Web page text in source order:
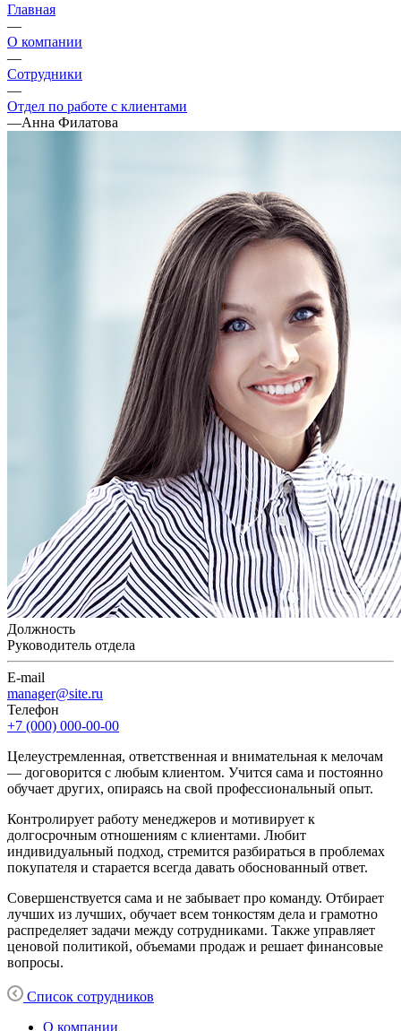
Главная
—
О компании
—
Сотрудники
—
Отдел по работе с клиентами
—Анна Филатова
Должность
Руководитель отдела
E-mail
manager@site.ru
Телефон
+7 (000) 000-00-00
Целеустремленная, ответственная и внимательная к мелочам
— договорится с любым клиентом. Учится сама и постоянно
обучает других, опираясь на свой профессиональный опыт.
Контролирует работу менеджеров и мотивирует к
долгосрочным отношениям с клиентами. Любит
индивидуальный подход, стремится разбираться в проблемах
покупателя и старается всегда давать обоснованный ответ.
Совершенствуется сама и не забывает про команду. Отбирает
лучших из лучших, обучает всем тонкостям дела и грамотно
распределяет задачи между сотрудниками. Также управляет
ценовой политикой, объемами продаж и решает финансовые
вопросы.
Список сотрудников
О компании